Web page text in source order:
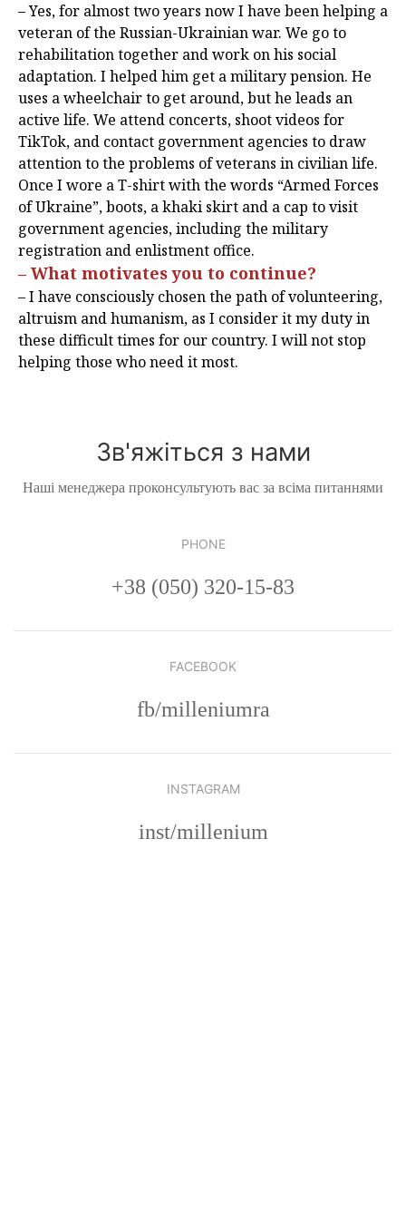
– Yes, for almost two years now I have been helping a
veteran of the Russian-Ukrainian war. We go to
rehabilitation together and work on his social
adaptation. I helped him get a military pension. He
uses a wheelchair to get around, but he leads an
active life. We attend concerts, shoot videos for
TikTok, and contact government agencies to draw
attention to the problems of veterans in civilian life.
Once I wore a T-shirt with the words “Armed Forces
of Ukraine”, boots, a khaki skirt and a cap to visit
government agencies, including the military
registration and enlistment office.
– What motivates you to continue?
– I have consciously chosen the path of volunteering,
altruism and humanism, as I consider it my duty in
these difficult times for our country. I will not stop
helping those who need it most.
Зв'яжіться з нами
Наші менеджера проконсультують вас за всіма питаннями
PHONE
+38 (050) 320-15-83
FACEBOOK
fb/milleniumra
INSTAGRAM
inst/millenium